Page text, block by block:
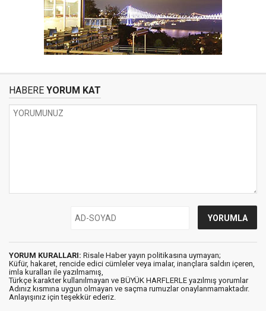
HABERE YORUM KAT
YORUM KURALLARI: Risale Haber yayın politikasına uymayan;
Küfür, hakaret, rencide edici cümleler veya imalar, inançlara saldırı içeren,
imla kuralları ile yazılmamış,
Türkçe karakter kullanılmayan ve BÜYÜK HARFLERLE yazılmış yorumlar
Adınız kısmına uygun olmayan ve saçma rumuzlar onaylanmamaktadır.
Anlayışınız için teşekkür ederiz.